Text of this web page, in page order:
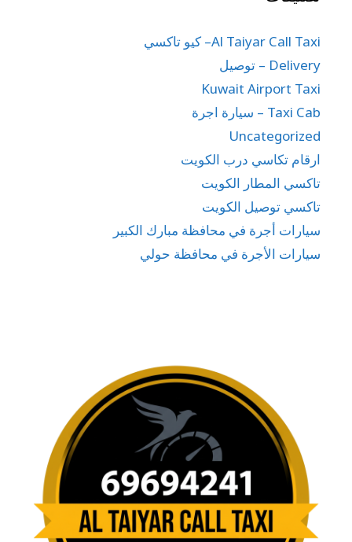
Al Taiyar Call Taxi– كيو تاكسي
Delivery – توصيل
Kuwait Airport Taxi
Taxi Cab – سيارة اجرة
Uncategorized
ارقام تكاسي درب الكويت
تاكسي المطار الكويت
تاكسي توصيل الكويت
سيارات أجرة في محافظة مبارك الكبير
سيارات الأجرة في محافظة حولي